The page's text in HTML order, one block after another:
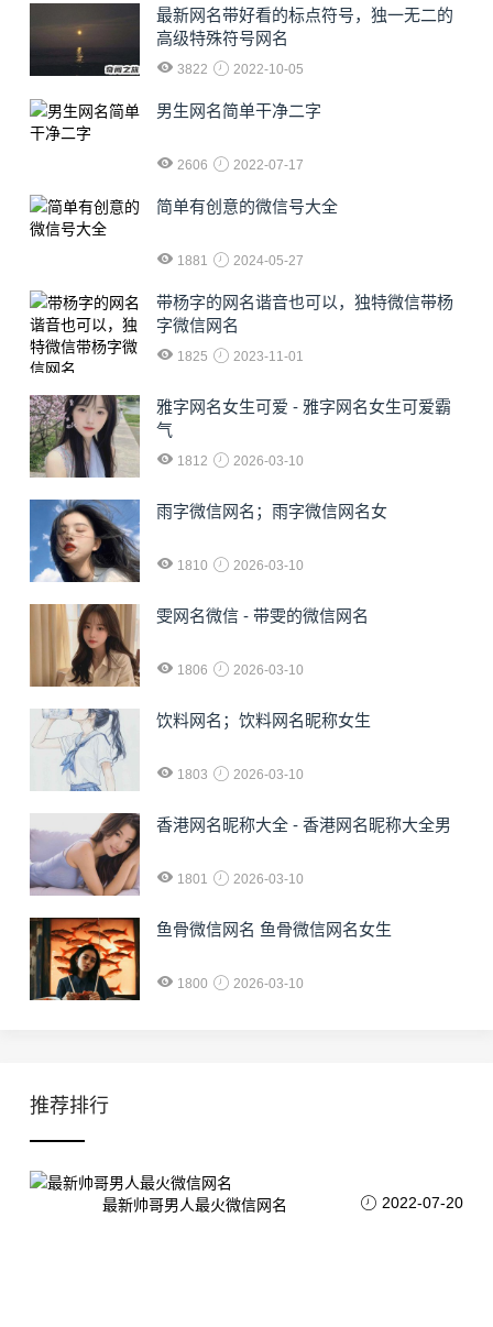
最新网名带好看的标点符号，独一无二的
高级特殊符号网名
3822 2022-10-05
男生网名简单干净二字
2606 2022-07-17
简单有创意的微信号大全
1881 2024-05-27
​带杨字的网名谐音也可以，独特微信带杨
字微信网名
1825 2023-11-01
雅字网名女生可爱 - 雅字网名女生可爱霸
气
1812 2026-03-10
雨字微信网名；雨字微信网名女
1810 2026-03-10
雯网名微信 - 带雯的微信网名
1806 2026-03-10
饮料网名；饮料网名昵称女生
1803 2026-03-10
香港网名昵称大全 - 香港网名昵称大全男
1801 2026-03-10
鱼骨微信网名 鱼骨微信网名女生
1800 2026-03-10
推荐排行
最新帅哥男人最火微信网名 2022-07-20